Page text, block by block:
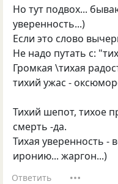
Но тут подвох...
уверенность...)
Если это слово
Не надо путать с:
Громкая \тихая
тихий ужас -
Тихий шепот, тихое
смерть -да.
Тихая уверенность -
иронию... жаргон...)
Ответить